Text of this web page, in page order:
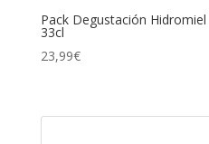
Pack Degustación
33cl
23,99€